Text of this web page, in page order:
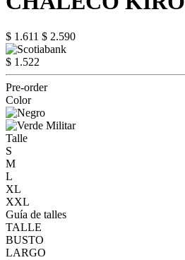
$ 1.611 $ 2.590
$ 1.522
Pre-order
Color
Talle
S
M
L
XL
XXL
Guía de talles
TALLE
BUSTO
LARGO